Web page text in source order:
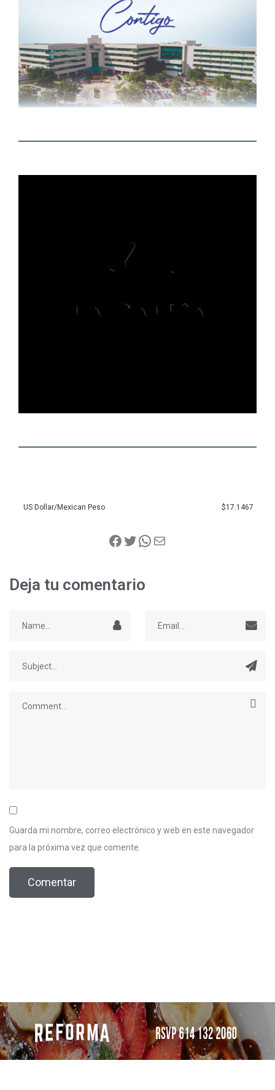
US Dollar/Mexican Peso $17.1467
Deja tu comentario
Guarda mi nombre, correo electrónico y web en este navegador
para la próxima vez que comente.